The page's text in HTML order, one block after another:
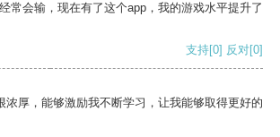
常会输，现在有了这个app，我的游戏水平提升了
支持[0] 反对[0]
浓厚，能够激励我不断学习，让我能够取得更好的